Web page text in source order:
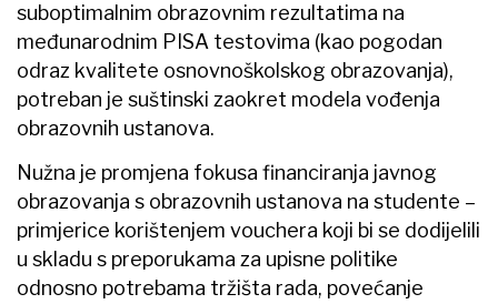
suboptimalnim obrazovnim rezultatima na
međunarodnim PISA testovima (kao pogodan
odraz kvalitete osnovnoškolskog obrazovanja),
potreban je suštinski zaokret modela vođenja
obrazovnih ustanova.
Nužna je promjena fokusa financiranja javnog
obrazovanja s obrazovnih ustanova na studente –
primjerice korištenjem vouchera koji bi se dodijelili
u skladu s preporukama za upisne politike
odnosno potrebama tržišta rada, povećanje